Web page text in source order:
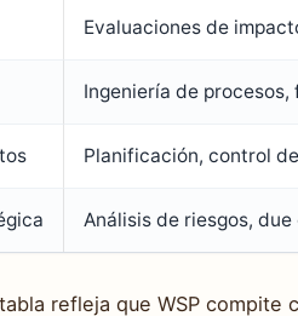
Evaluaciones de
Ingeniería de
Planificación, control
Análisis de riesgos,
refleja que WSP